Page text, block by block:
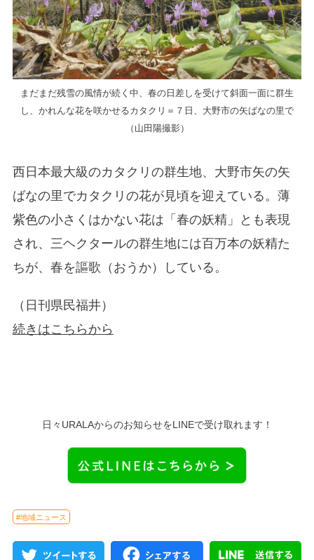
まだまだ残雪の風情が続く中、春の日差しを受けて斜面一面に群生
し、かれんな花を咲かせるカタクリ＝７日、大野市の矢ばなの里で
（山田陽撮影）
西日本最大級のカタクリの群生地、大野市矢の矢
ばなの里でカタクリの花が見頃を迎えている。薄
紫色の小さくはかない花は「春の妖精」とも表現
され、三ヘクタールの群生地には百万本の妖精た
ちが、春を謳歌（おうか）している。
（日刊県民福井）
続きはこちらから
日々URALAからのお知らせをLINEで受け取れます！
#地域ニュース